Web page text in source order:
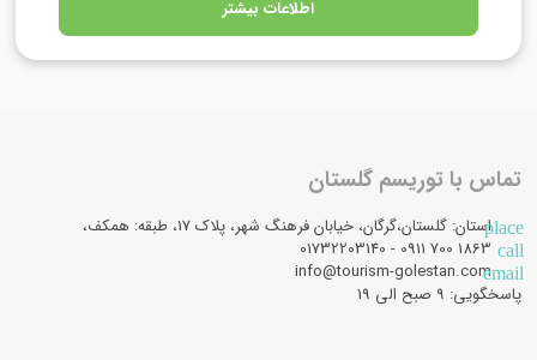
اطلاعات بیشتر
تماس با توریسم گلستان
placeاستان: گلستان،گرگان، خیابان فرهنگ شهر، پلاک 17، طبقه: همکف،
call
email
info@tourism-golestan.com
پاسخگویی: ۹ صبح الی 19